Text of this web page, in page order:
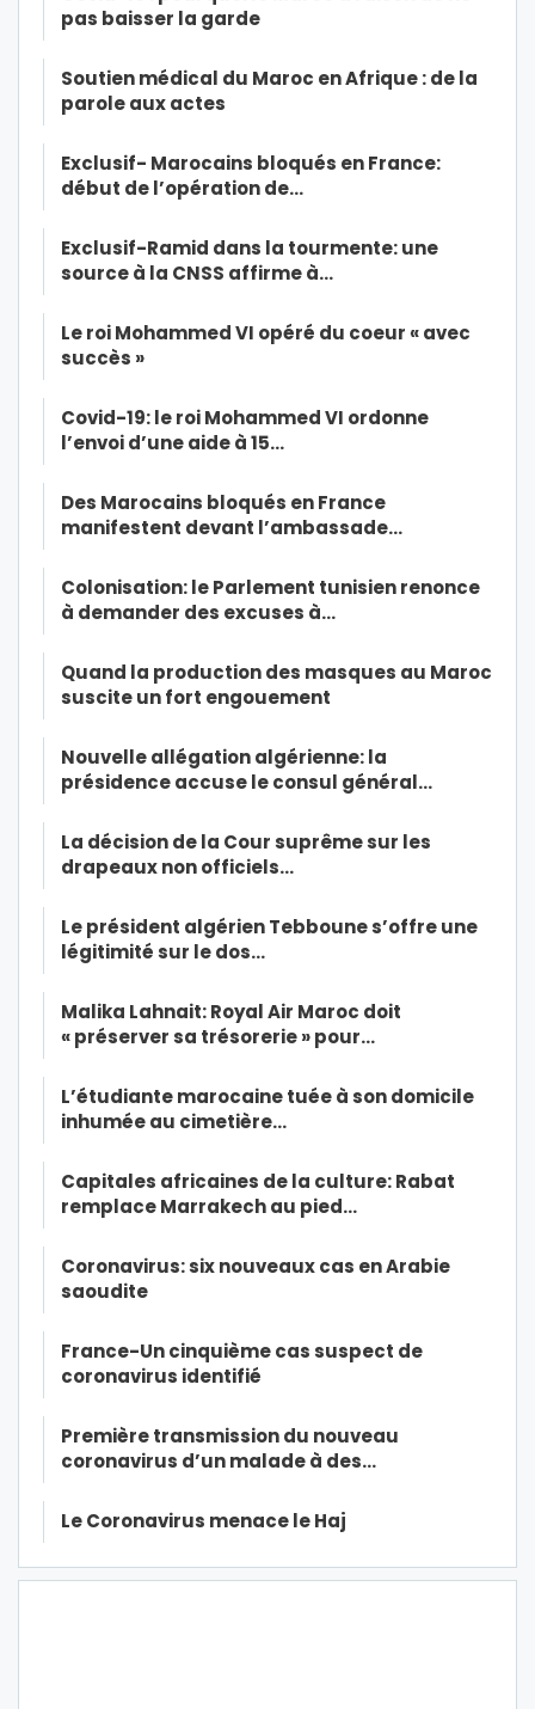
pas baisser la garde
Soutien médical du Maroc en Afrique : de la
parole aux actes
Exclusif- Marocains bloqués en France:
début de l’opération de…
Exclusif-Ramid dans la tourmente: une
source à la CNSS affirme à…
Le roi Mohammed VI opéré du coeur « avec
succès »
Covid-19: le roi Mohammed VI ordonne
l’envoi d’une aide à 15…
Des Marocains bloqués en France
manifestent devant l’ambassade…
Colonisation: le Parlement tunisien renonce
à demander des excuses à…
Quand la production des masques au Maroc
suscite un fort engouement
Nouvelle allégation algérienne: la
présidence accuse le consul général…
La décision de la Cour suprême sur les
drapeaux non officiels…
Le président algérien Tebboune s’offre une
légitimité sur le dos…
Malika Lahnait: Royal Air Maroc doit
« préserver sa trésorerie » pour…
L’étudiante marocaine tuée à son domicile
inhumée au cimetière…
Capitales africaines de la culture: Rabat
remplace Marrakech au pied…
Coronavirus: six nouveaux cas en Arabie
saoudite
France-Un cinquième cas suspect de
coronavirus identifié
Première transmission du nouveau
coronavirus d’un malade à des…
Le Coronavirus menace le Haj